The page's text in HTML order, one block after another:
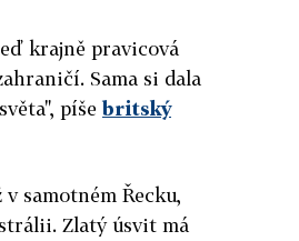
krajně pravicová
Sama si dala
píše britský
samotném Řecku,
Zlatý úsvit má